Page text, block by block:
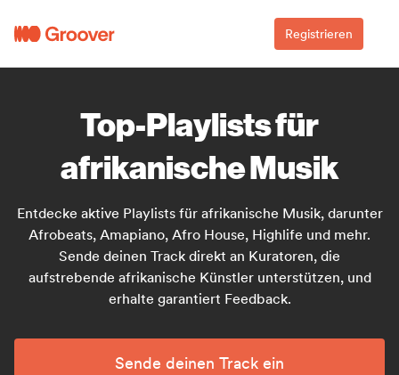
Registrieren
Top-Playlists für
afrikanische Musik
Entdecke aktive Playlists für afrikanische Musik, darunter
Afrobeats, Amapiano, Afro House, Highlife und mehr.
Sende deinen Track direkt an Kuratoren, die
aufstrebende afrikanische Künstler unterstützen, und
erhalte garantiert Feedback.
Sende deinen Track ein